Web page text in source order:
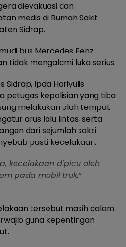
dievakuasi dan
medis di Rumah Sakit
Sidrap.
bus Mercedes Benz
tidak mengalami luka serius.
Sidrap, Ipda Hariyulis
petugas kepolisian yang tiba
melakukan olah tempat
arus lalu lintas, serta
dari sejumlah saksi
pasti kecelakaan.
kecelakaan dipicu oleh
pada mobil truk,”
tersebut masih dalam
guna kepentingan